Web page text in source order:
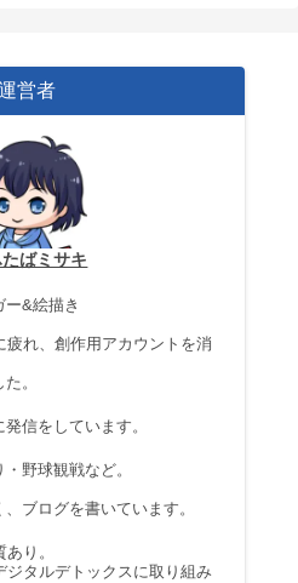
営者
ばミサキ
ー&絵描き
れ、創作用アカウントを消
。
信をしています。
野球観戦など。
ブログを書いています。
り。
ジタルデトックスに取り組み